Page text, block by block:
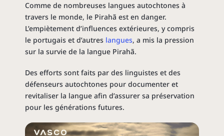
Comme de nombreuses langues autochtones à
travers le monde, le Pirahã est en danger.
L’empiètement d’influences extérieures, y compris
le portugais et d’autres langues, a mis la pression
sur la survie de la langue Pirahã.
Des efforts sont faits par des linguistes et des
défenseurs autochtones pour documenter et
revitaliser la langue afin d’assurer sa préservation
pour les générations futures.